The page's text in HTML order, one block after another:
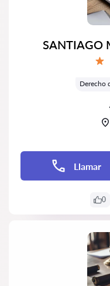
SANTIAGO
Derecho
Llamar
0